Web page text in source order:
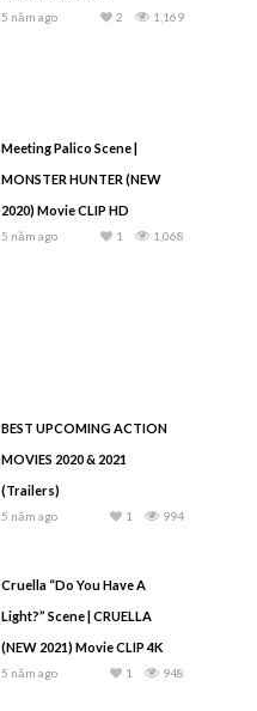
5 năm ago 1,169
2
Meeting Palico Scene |
MONSTER HUNTER (NEW
2020) Movie CLIP HD
5 năm ago 1,068
1
BEST UPCOMING ACTION
MOVIES 2020 & 2021
(Trailers)
5 năm ago 994
1
Cruella “Do You Have A
Light?” Scene | CRUELLA
(NEW 2021) Movie CLIP 4K
5 năm ago 948
1